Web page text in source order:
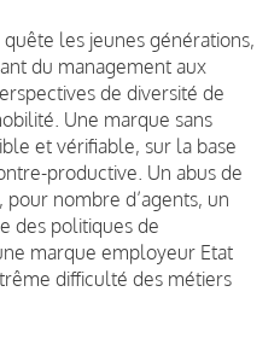
les jeunes générations,
du management aux
de diversité de
Une marque sans
et vérifiable, sur la base
productive. Un abus de
nombre d’agents, un
des politiques de
marque employeur Etat
difficulté des métiers